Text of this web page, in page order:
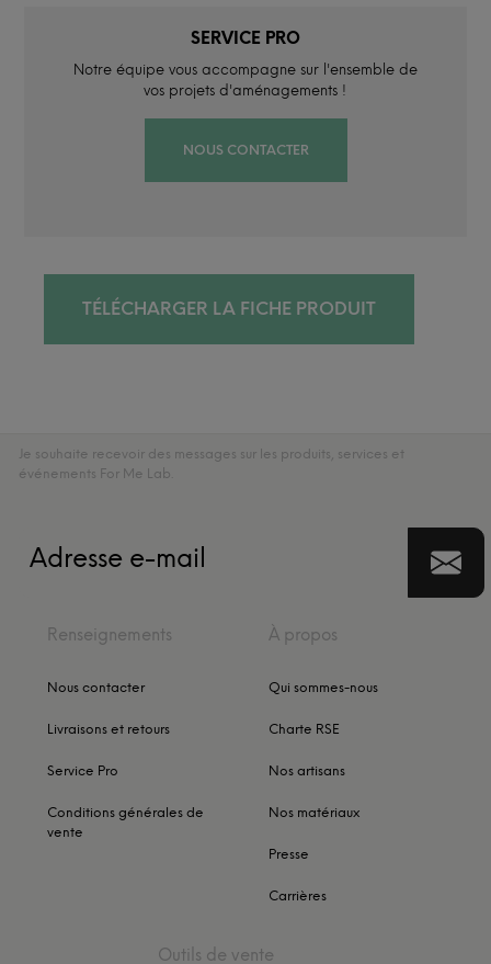
SERVICE PRO
Notre équipe vous accompagne sur l'ensemble de
vos projets d'aménagements !
NOUS CONTACTER
TÉLÉCHARGER LA FICHE PRODUIT
Je souhaite recevoir des messages sur les produits, services et
événements For Me Lab.
Renseignements
Nous contacter
Livraisons et retours
Service Pro
Conditions générales de
vente
À propos
Qui sommes-nous
Charte RSE
Nos artisans
Nos matériaux
Presse
Carrières
Outils de vente